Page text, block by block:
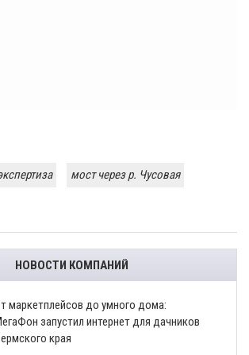
мост через р. Чусовая
НОВОСТИ КОМПАНИЙ
маркетплейсов до умного дома:
запустил интернет для дачников
края